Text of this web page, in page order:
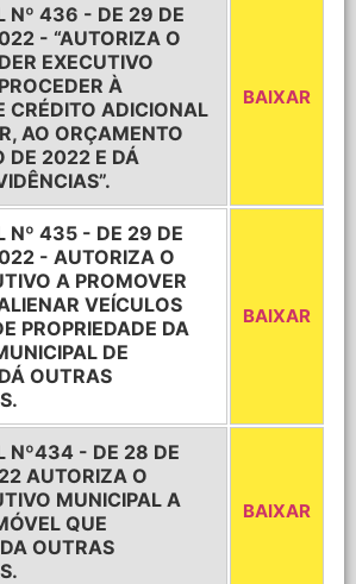
Nº 436 - DE 29 DE
- “AUTORIZA O
EXECUTIVO
À
CRÉDITO ADICIONAL
AO ORÇAMENTO
DE 2022 E DÁ
BAIXAR
Nº 435 - DE 29 DE
- AUTORIZA O
A PROMOVER
VEÍCULOS
PROPRIEDADE DA
DE
OUTRAS
BAIXAR
Nº434 - DE 28 DE
AUTORIZA O
MUNICIPAL A
QUE
OUTRAS
BAIXAR